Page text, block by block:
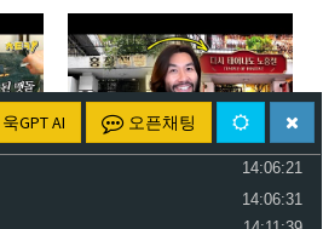
욱GPT AI 오픈채팅
14:02:06
14:02:11
14:02:14
14:06:19
14:06:21
14:06:31